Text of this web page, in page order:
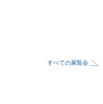
すべての展覧会